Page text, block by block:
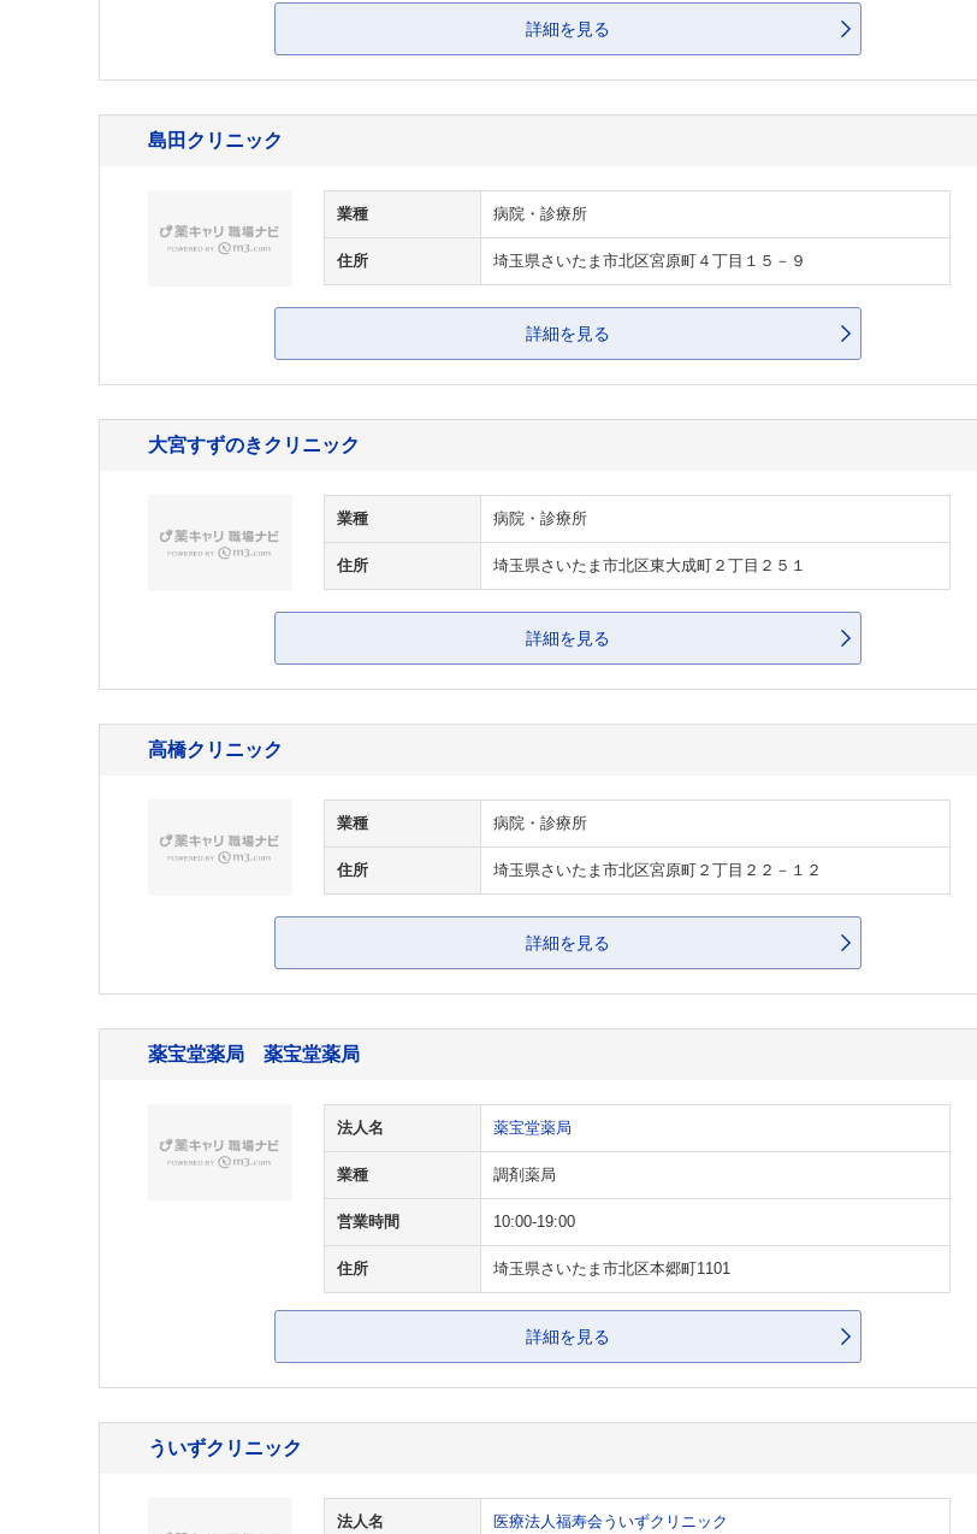
詳細を見る
島田クリニック
業種 病院・診療所
住所 埼玉県さいたま市北区宮原町４丁目１５－９
詳細を見る
大宮すずのきクリニック
業種 病院・診療所
住所 埼玉県さいたま市北区東大成町２丁目２５１
詳細を見る
高橋クリニック
業種 病院・診療所
住所 埼玉県さいたま市北区宮原町２丁目２２－１２
詳細を見る
薬宝堂薬局 薬宝堂薬局
法人名 薬宝堂薬局
業種 調剤薬局
営業時間 10:00-19:00
住所 埼玉県さいたま市北区本郷町1101
詳細を見る
ういずクリニック
法人名 医療法人福寿会ういずクリニック